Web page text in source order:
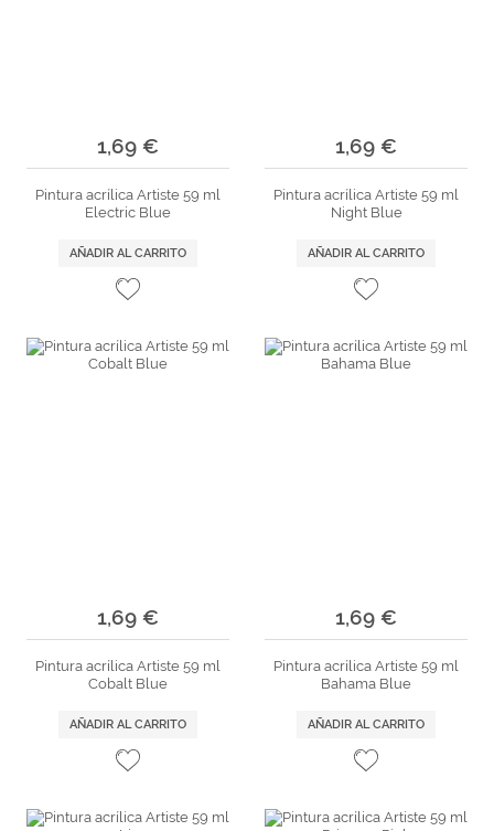
1,69 €
Pintura acrílica Artiste 59 ml
Electric Blue
AÑADIR AL CARRITO
1,69 €
Pintura acrílica Artiste 59 ml
Night Blue
AÑADIR AL CARRITO
1,69 €
Pintura acrílica Artiste 59 ml
Cobalt Blue
AÑADIR AL CARRITO
1,69 €
Pintura acrílica Artiste 59 ml
Bahama Blue
AÑADIR AL CARRITO